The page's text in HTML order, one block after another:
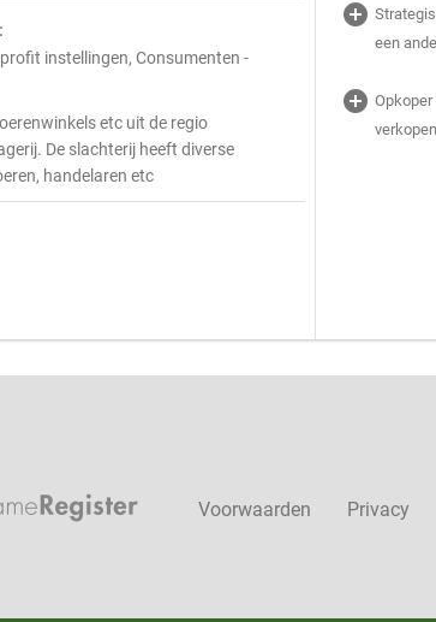
instellingen, Consumenten -
etc uit de regio
De slachterij heeft diverse
handelaren etc
add_circle
een
add_circle
verkopen
Voorwaarden Privacy